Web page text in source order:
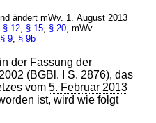
ändert mWv. 1. August 2013
§ 12 § 15 § 20 , mWv.
§ 9 § 9b
in der Fassung der
(BGBl. I S. 2876), das
vom5. Februar 2013
ist, wird wie folgt